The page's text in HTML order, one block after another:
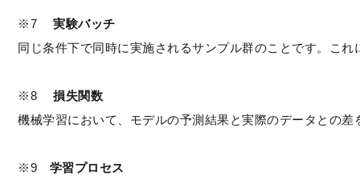
※7 実験バッチ
同じ条件下で同時に実施されるサンプル群のことです。こ
※8 損失関数
機械学習において、モデルの予測結果と実際のデータとの
※9 学習プロセス